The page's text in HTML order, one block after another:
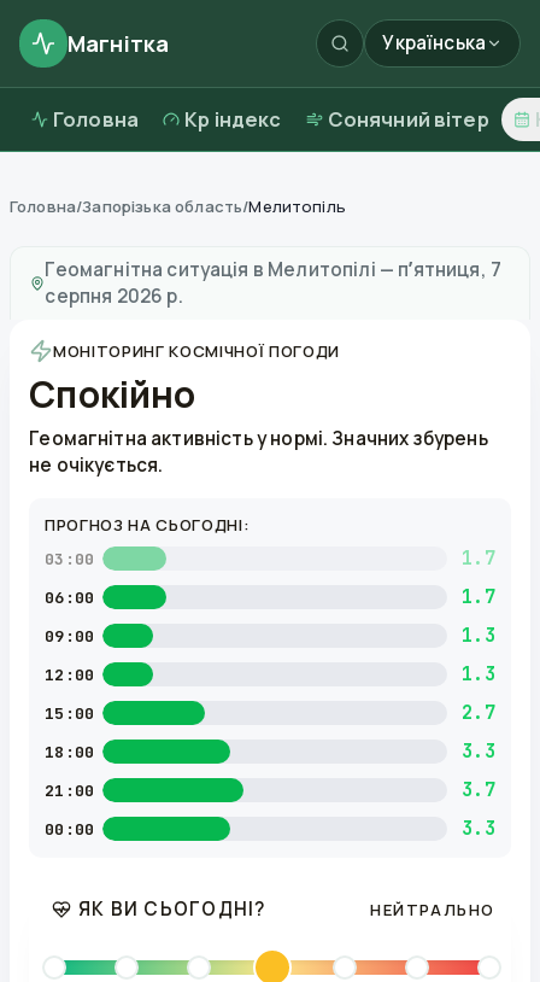
Магнітка Українська
Головна Kp індекс Сонячний вітер
Головна/Запорізька область/Мелитопіль
Геомагнітна ситуація в Мелитопілі — пʼятниця, 7
серпня 2026 р.
МОНІТОРИНГ КОСМІЧНОЇ ПОГОДИ
Спокійно
Геомагнітна активність у нормі. Значних збурень
не очікується.
ПРОГНОЗ НА СЬОГОДНІ:
03:00 1.7
06:00 1.7
09:00 1.3
12:00 1.3
15:00 2.7
18:00 3.3
21:00 3.7
00:00 3.3
ЯК ВИ СЬОГОДНІ? НЕЙТРАЛЬНО